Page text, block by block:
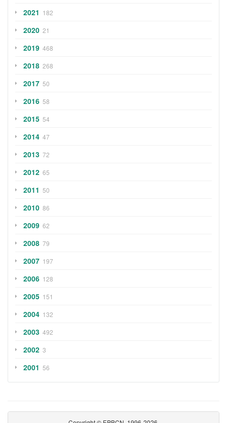
2021 182
2020 21
2019 468
2018 268
2017 50
2016 58
2015 54
2014 47
2013 72
2012 65
2011 50
2010 86
2009 62
2008 79
2007 197
2006 128
2005 151
2004 132
2003 492
2002 3
2001 56